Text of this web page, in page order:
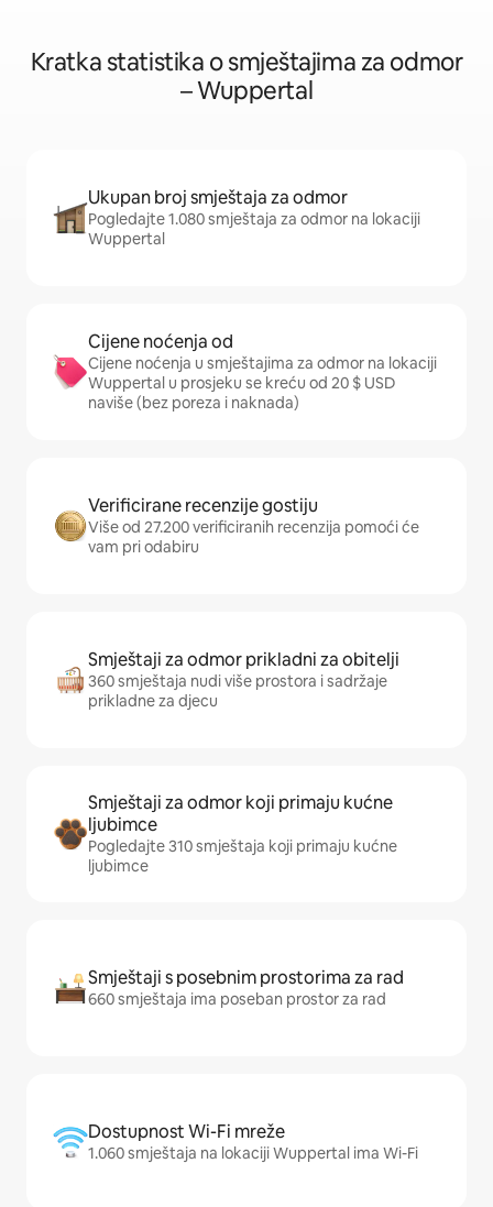
Kratka statistika o smještajima za odmor
– Wuppertal
Ukupan broj smještaja za odmor
Pogledajte 1.080 smještaja za odmor na lokaciji
Wuppertal
Cijene noćenja od
Cijene noćenja u smještajima za odmor na lokaciji
Wuppertal u prosjeku se kreću od 20 $ USD
naviše (bez poreza i naknada)
Verificirane recenzije gostiju
Više od 27.200 verificiranih recenzija pomoći će
vam pri odabiru
Smještaji za odmor prikladni za obitelji
360 smještaja nudi više prostora i sadržaje
prikladne za djecu
Smještaji za odmor koji primaju kućne
ljubimce
Pogledajte 310 smještaja koji primaju kućne
ljubimce
Smještaji s posebnim prostorima za rad
660 smještaja ima poseban prostor za rad
Dostupnost Wi-Fi mreže
1.060 smještaja na lokaciji Wuppertal ima Wi-Fi